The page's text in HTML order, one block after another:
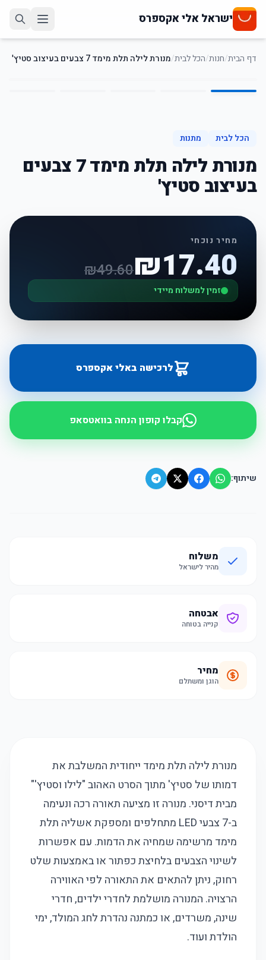
ישראל אלי אקספרס
דף הבית/חנות/הכל לבית/מנורת לילה תלת מימד 7 צבעים בעיצוב סטיץ'
1
/
5
הכל לבית מתנות
מנורת לילה תלת מימד 7 צבעים
בעיצוב סטיץ'
מחיר נוכחי
₪17.40
₪49.60
זמין למשלוח מיידי
לרכישה באלי אקספרס
קבלו קופון הנחה בוואטסאפ
שיתוף:
משלוח
מהיר לישראל
אבטחה
קנייה בטוחה
מחיר
הוגן ומשתלם
מנורת לילה תלת מימד ייחודית המשלבת את
דמותו של סטיץ' מתוך הסרט האהוב "לילו וסטיץ'"
מבית דיסני. מנורה זו מציעה תאורה רכה ונעימה
ב-7 צבעי LED מתחלפים ומספקת אשליה תלת
מימד מרשימה שמחיה את הדמות. עם אפשרות
לשינוי הצבעים בלחיצת כפתור או באמצעות שלט
רחוק, ניתן להתאים את התאורה לפי האווירה
הרצויה. המנורה מושלמת לחדרי ילדים, חדרי
שינה, משרדים, או כמתנה נהדרת לחג המולד, ימי
הולדת ועוד.